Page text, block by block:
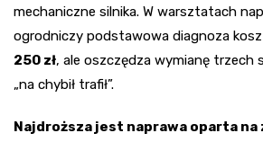
mechaniczne silnika. W warsztatach
ogrodniczy podstawowa diagnoza
250 zł, ale oszczędza wymianę trzech
„na chybił trafił”.
Najdroższa jest naprawa oparta na